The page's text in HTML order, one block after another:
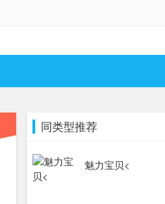
同类型推荐
魅力宝贝<